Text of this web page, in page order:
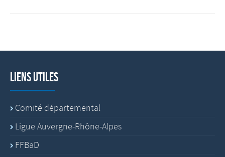
Liens utiles
Comité départemental
Ligue Auvergne-Rhône-Alpes
FFBaD